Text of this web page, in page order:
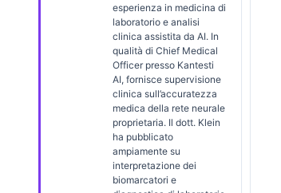
esperienza in medicina di
laboratorio e analisi
clinica assistita da AI. In
qualità di Chief Medical
Officer presso Kantesti
AI, fornisce supervisione
clinica sull’accuratezza
medica della rete neurale
proprietaria. Il dott. Klein
ha pubblicato
ampiamente su
interpretazione dei
biomarcatori e